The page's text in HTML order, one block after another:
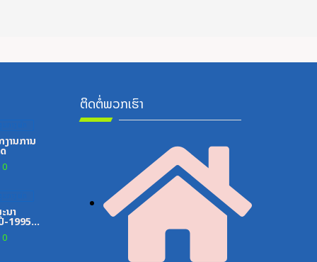
ານການ
0
ນາ
-1995-
0
ຕິດຕໍ່ພວກເຮົາ